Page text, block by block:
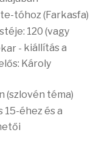
tóhoz (Farkasfa)
120 (vagy
- kiállítás a
Károly
(szlovén téma)
éhez és a